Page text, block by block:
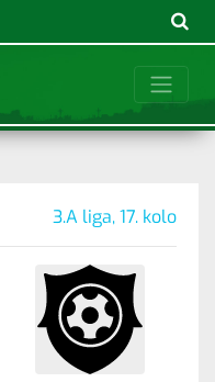
3.A liga, 17. kolo